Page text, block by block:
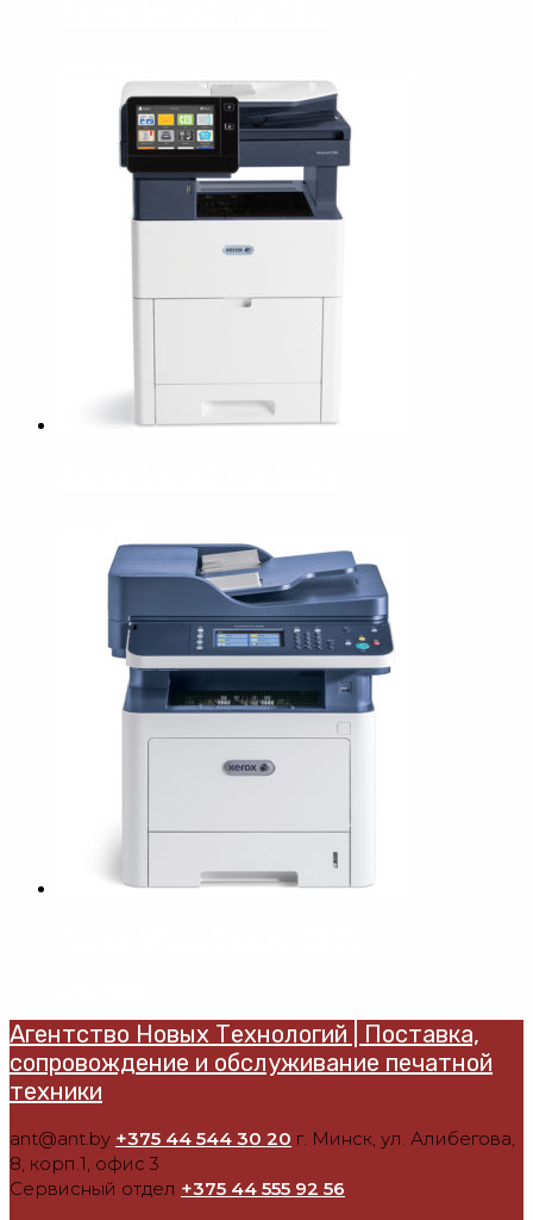
Агентство Новых Технологий | Поставка,
сопровождение и обслуживание печатной
техники
ant@ant.by +375 44 544 30 20 г. Минск, ул. Алибегова,
8, корп.1, офис 3
Сервисный отдел +375 44 555 92 56